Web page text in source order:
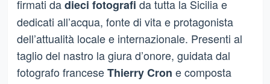
firmati dadieci fotografi da tutta la Sicilia e
dedicati all’acqua, fonte di vita e protagonista
dell’attualità locale e internazionale. Presenti al
taglio del nastro la giura d’onore, guidata dal
fotografo franceseThierry Cron e composta